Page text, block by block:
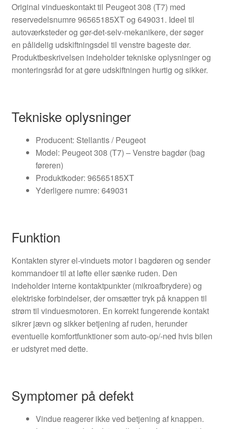
Original vindueskontakt til Peugeot 308 (T7) med
reservedelsnumre 96565185XT og 649031. Ideel til
autoværksteder og gør-det-selv-mekanikere, der søger
en pålidelig udskiftningsdel til venstre bageste dør.
Produktbeskrivelsen indeholder tekniske oplysninger og
monteringsråd for at gøre udskiftningen hurtig og sikker.
Tekniske oplysninger
Producent: Stellantis / Peugeot
Model: Peugeot 308 (T7) – Venstre bagdør (bag
føreren)
Produktkoder: 96565185XT
Yderligere numre: 649031
Funktion
Kontakten styrer el-vinduets motor i bagdøren og sender
kommandoer til at løfte eller sænke ruden. Den
indeholder interne kontaktpunkter (mikroafbrydere) og
elektriske forbindelser, der omsætter tryk på knappen til
strøm til vinduesmotoren. En korrekt fungerende kontakt
sikrer jævn og sikker betjening af ruden, herunder
eventuelle komfortfunktioner som auto-op/-ned hvis bilen
er udstyret med dette.
Symptomer på defekt
Vindue reagerer ikke ved betjening af knappen.